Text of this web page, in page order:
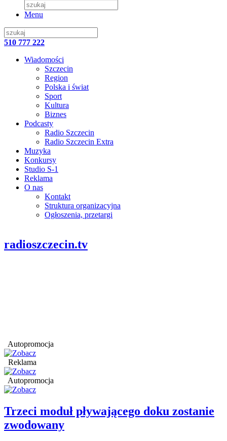
Menu
510 777 222
Wiadomości
Szczecin
Region
Polska i świat
Sport
Kultura
Biznes
Podcasty
Radio Szczecin
Radio Szczecin Extra
Muzyka
Konkursy
Studio S-1
Reklama
O nas
Kontakt
Struktura organizacyjna
Ogłoszenia, przetargi
radioszczecin.tv
Autopromocja
Reklama
Autopromocja
Trzeci moduł pływającego doku zostanie
zwodowany